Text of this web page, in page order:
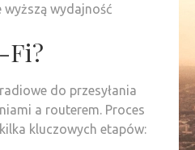
wyższą wydajność
Fi?
do przesyłania
a routerem. Proces
kluczowych etapów: